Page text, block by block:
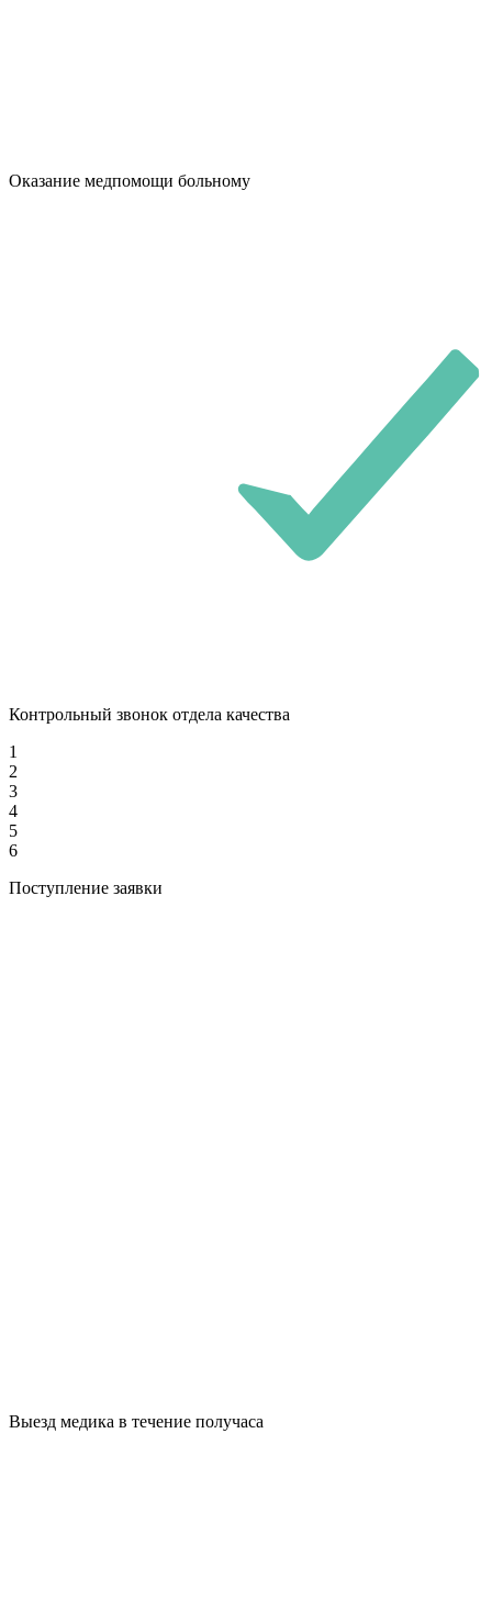
Оказание медпомощи больному
Контрольный звонок отдела качества
1
2
3
4
5
6
Поступление заявки
Выезд медика в течение получаса